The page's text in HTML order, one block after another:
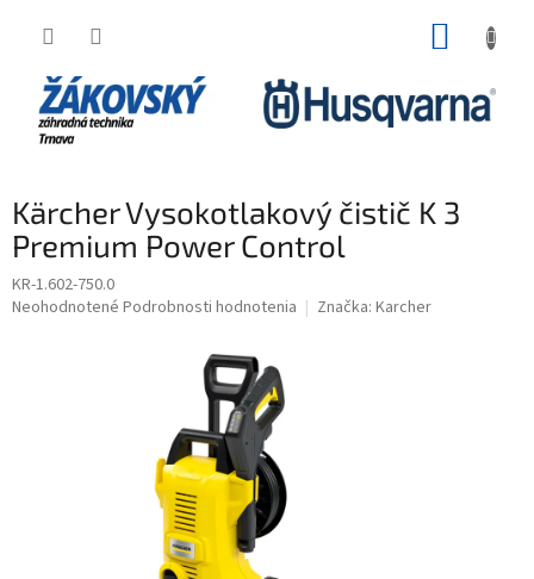
Kärcher Vysokotlakový čistič K 3
Premium Power Control
KR-1.602-750.0
Priemerné hodnotenie produktu je 0,0 z 5 hviezdičiek.
Neohodnotené Podrobnosti hodnotenia Značka: Karcher